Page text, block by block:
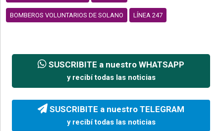
BOMBEROS VOLUNTARIOS DE SOLANO LÍNEA 247
SUSCRIBITE a nuestro WHATSAPP
y recibí todas las noticias
SUSCRIBITE a nuestro TELEGRAM
y recibí todas las noticias